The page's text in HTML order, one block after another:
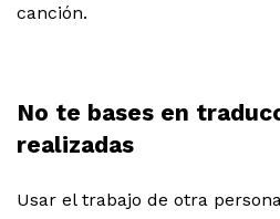
canción.
No te bases en
realizadas
Usar el trabajo de otra